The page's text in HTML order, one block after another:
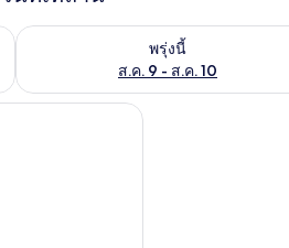
8 - ส.ค. 9
พรุ่งนี้
ส.ค. 9 - ส.ค. 10
ตรวจสอบจำนวนห้องพักว่างในพรุ่งนี้
ดาร์ด | เตียงเสริม/เปล, Wi-Fi ฟรี, ผ้าปูที่นอน